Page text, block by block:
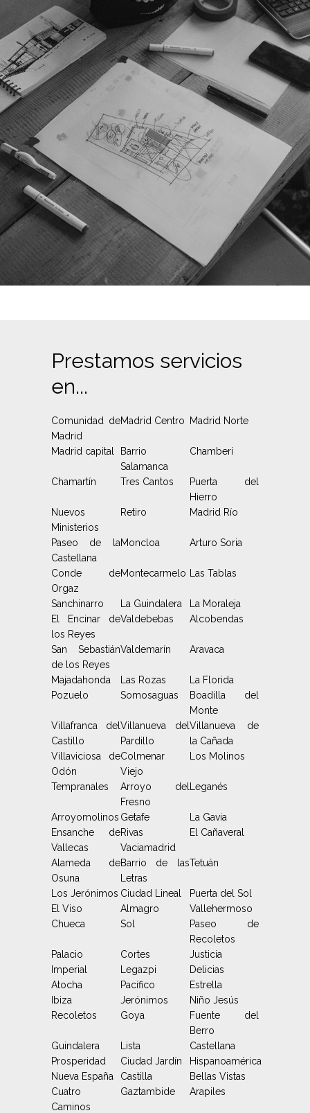
Prestamos servicios
en...
Comunidad de
Madrid
Madrid Centro Madrid Norte
Madrid capital
Barrio
Salamanca
Chamberí
Chamartín Tres Cantos
Puerta del
Hierro
Nuevos
Ministerios
Retiro Madrid Río
Paseo de la
Castellana
Moncloa Arturo Soria
Conde de
Orgaz
Montecarmelo Las Tablas
Sanchinarro La Guindalera
La Moraleja
El Encinar de
los Reyes
Valdebebas Alcobendas
San Sebastián
de los Reyes
Valdemarín Aravaca
Majadahonda Las Rozas
La Florida
Pozuelo
Somosaguas
Boadilla del
Monte
Villafranca del
Castillo
Villanueva del
Pardillo
Villanueva de
la Cañada
Villaviciosa de
Odón
Colmenar
Viejo
Los Molinos
Tempranales
Arroyo del
Fresno
Leganés
Arroyomolinos Getafe
La Gavia
Ensanche de
Vallecas
Rivas
Vaciamadrid
El Cañaveral
Alameda de
Osuna
Barrio de las
Letras
Tetuán
Los Jerónimos Ciudad Lineal
Puerta del Sol
El Viso
Almagro
Vallehermoso
Chueca
Sol
Paseo de
Recoletos
Palacio
Cortes
Justicia
Imperial
Legazpi
Delicias
Atocha
Pacífico
Estrella
Ibiza
Jerónimos
Niño Jesús
Recoletos
Goya
Fuente del
Berro
Guindalera
Lista
Castellana
Prosperidad
Ciudad Jardín
Hispanoamérica
Nueva España
Castilla
Bellas Vistas
Cuatro
Caminos
Gaztambide Arapiles